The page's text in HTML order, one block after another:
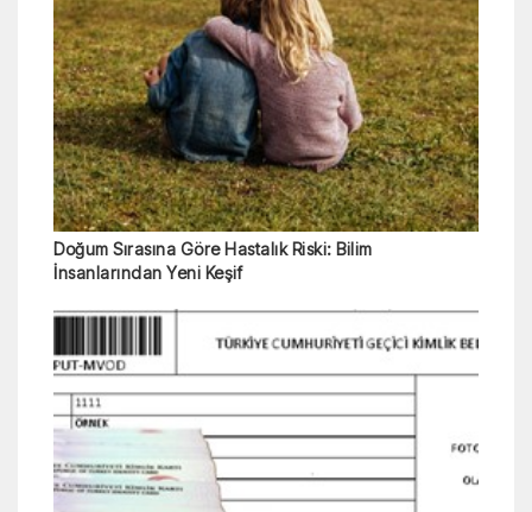
Doğum Sırasına Göre Hastalık Riski: Bilim
İnsanlarından Yeni Keşif